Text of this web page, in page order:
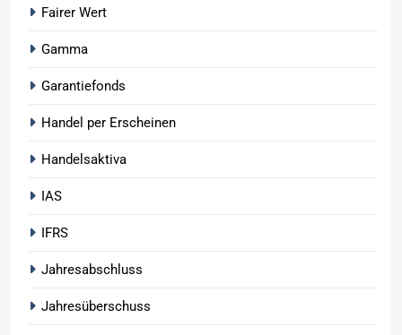
Fairer Wert
Gamma
Garantiefonds
Handel per Erscheinen
Handelsaktiva
IAS
IFRS
Jahresabschluss
Jahresüberschuss